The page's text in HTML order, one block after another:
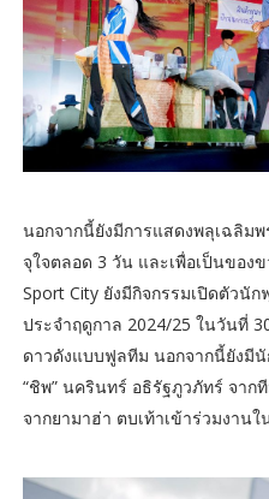
นอกจากนี้ยังมีการแสดงพลุเฉลิม
จุใจตลอด 3 วัน และเพื่อเป็นขอ
Sport City ยังมีกิจกรรมเปิดตัวนั
ประจำฤดูกาล 2024/25 ในวันที่
ดาวดังแบบฟูลทีม นอกจากนี้ยังมี
“ชิพ” นครินทร์ อธิรัฐภูวภัทร์ จาก
จากยามาฮ่า ตบเท้าเข้าร่วมงาน